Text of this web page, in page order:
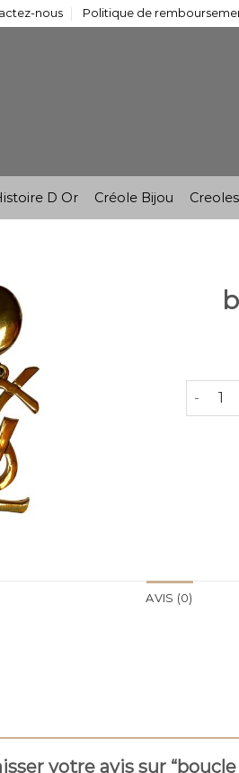
nous Politique de
D Or Créole Bijou
AVIS (0)
votre avis sur